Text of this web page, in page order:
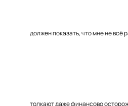
должен показать, что мне не всё
толкают даже финансово